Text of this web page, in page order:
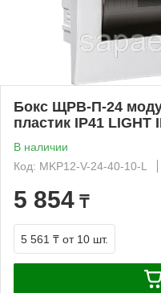
Бокс ЩРВ-П-24
пластик IP41 LIGHT
В наличии
Код: MKP12-V-24-40-10-L
5 854 ₸
5 561 ₸ от 10 шт.